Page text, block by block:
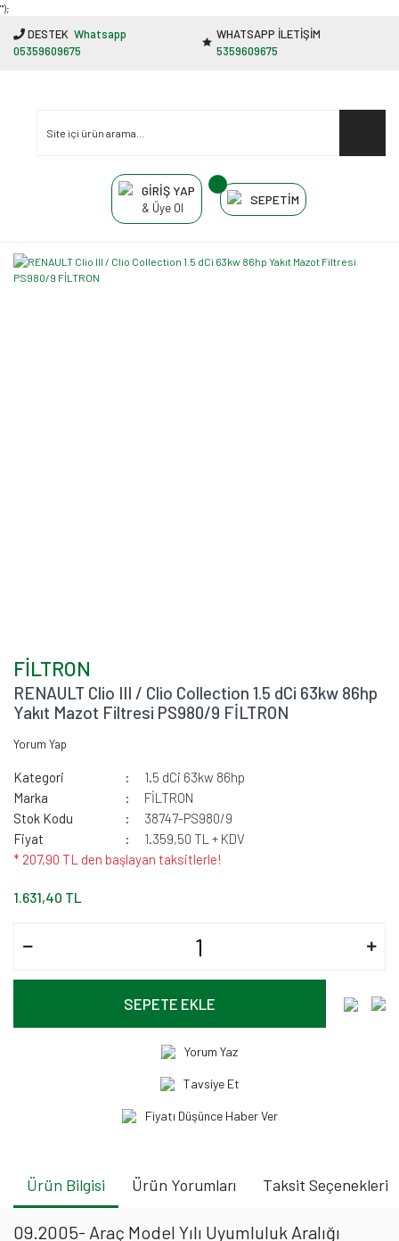
"');
DESTEK Whatsapp
05359609675
WHATSAPP İLETİŞİM
5359609675
GİRİŞ YAP
& Üye Ol
SEPETİM
FİLTRON
RENAULT Clio III / Clio Collection 1.5 dCi 63kw 86hp
Yakıt Mazot Filtresi PS980/9 FİLTRON
Yorum Yap
Kategori
1.5 dCi 63kw 86hp
Marka
FİLTRON
Stok Kodu
38747-PS980/9
Fiyat
1.359,50 TL + KDV
* 207,90 TL den başlayan taksitlerle!
1.631,40 TL
SEPETE EKLE
Yorum Yaz
Tavsiye Et
Fiyatı Düşünce Haber Ver
Ürün Bilgisi Ürün Yorumları Taksit Seçenekleri
09.2005- Araç Model Yılı Uyumluluk Aralığı